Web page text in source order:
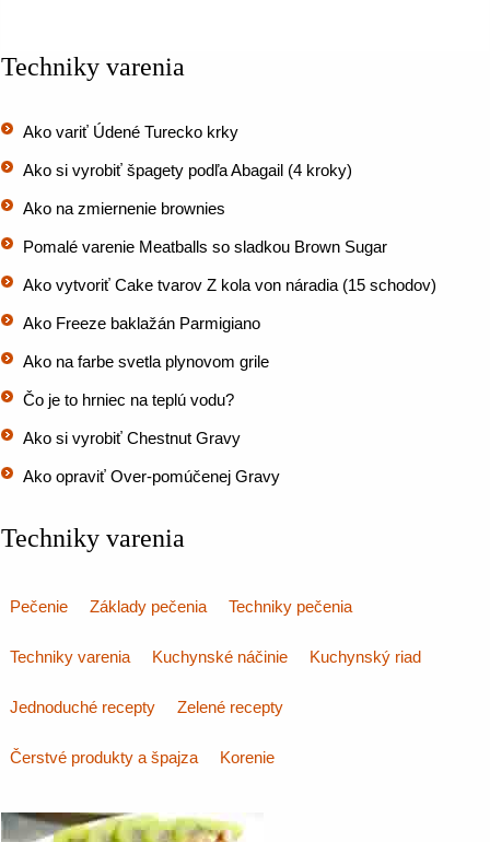
Techniky varenia
Ako variť Údené Turecko krky
Ako si vyrobiť špagety podľa Abagail (4 kroky)
Ako na zmiernenie brownies
Pomalé varenie Meatballs so sladkou Brown Sugar
Ako vytvoriť Cake tvarov Z kola von náradia (15 schodov)
Ako Freeze baklažán Parmigiano
Ako na farbe svetla plynovom grile
Čo je to hrniec na teplú vodu?
Ako si vyrobiť Chestnut Gravy
Ako opraviť Over-pomúčenej Gravy
Techniky varenia
Pečenie Základy pečenia Techniky pečenia
Techniky varenia Kuchynské náčinie Kuchynský riad
Jednoduché recepty Zelené recepty
Čerstvé produkty a špajza Korenie